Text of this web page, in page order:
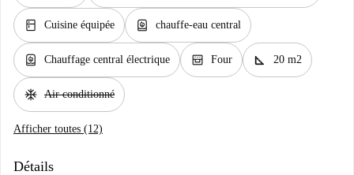
kitchen Cuisine équipée water_heater chauffe-eau central
water_heater Chauffage central électrique oven_gen Four square_foot 20 m2
ac_unit Air conditionné
Afficher toutes (12)
Détails